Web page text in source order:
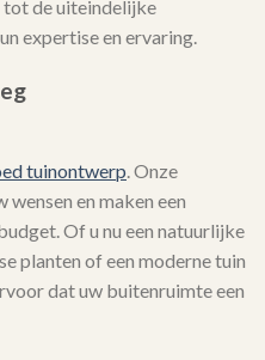
tot de uiteindelijke
expertise en ervaring.
tuinontwerp. Onze
wensen en maken een
Of u nu een natuurlijke
planten of een moderne tuin
dat uw buitenruimte een